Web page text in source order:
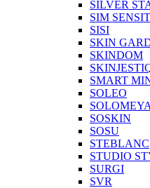
SILVER
SIM
SISI
SKIN
SKINDOM
SMART
SOLEO
SOLOMEYA
SOSKIN
SOSU
STEBLANC
STUDIO
SURGI
SVR